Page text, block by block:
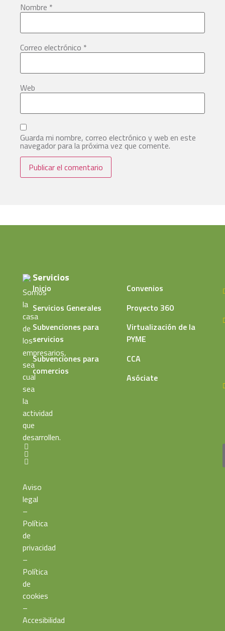
Nombre *
Correo electrónico *
Web
Guarda mi nombre, correo electrónico y web en este
navegador para la próxima vez que comente.
Somos
la
casa
de
los
empresarios,
sea
cual
sea
la
actividad
que
desarrollen.
Aviso
legal
–
Política
de
privacidad
–
Política
de
cookies
–
Accesibilidad
Servicios
Inicio
Servicios Generales
Subvenciones para
servicios
Subvenciones para
comercios
Convenios
Proyecto 360
Virtualización de la
PYME
CCA
Asóciate